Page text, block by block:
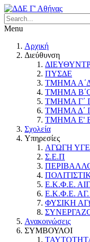
Menu
Αρχική
Διεύθυνση
ΠΥΣΔΕ
ΤΜΗΜΑ
ΤΜΗΜΑ
ΤΜΗΜΑ Γ΄
ΤΜΗΜΑ Δ΄
ΤΜΗΜΑ Ε'
Σχολεία
Υπηρεσίες
ΑΓΩΓΗ
Σ.Ε.Π
Ε.Κ.Φ.Ε.
Ε.Κ.Φ.Ε.
ΦΥΣΙΚΗ
Ανακοινώσεις
ΣΥΜΒΟΥΛΟΙ